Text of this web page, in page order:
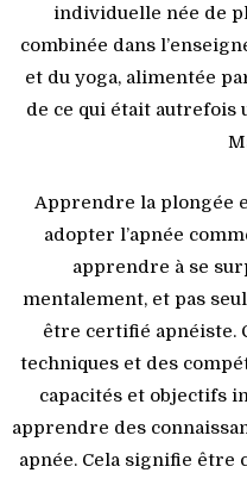
individuelle née de
combinée dans
et du yoga, alimentée
de ce qui était autrefois
Apprendre la plongée
adopter l’apnée
apprendre à se
mentalement, et pas
être certifié apnéiste.
techniques et des
capacités et objectifs
apprendre des
apnée. Cela signifie être